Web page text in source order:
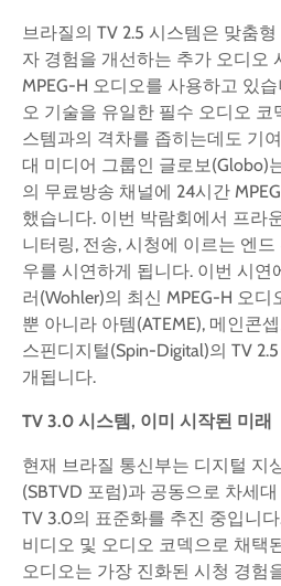
브라질의 TV 2.5 시스템은 맞춤
자 경험을 개선하는 추가 오디오
MPEG-H 오디오를 사용하고 있
오 기술을 유일한 필수 오디오 코
스템과의 격차를 좁히는데도 기
대 미디어 그룹인 글로보(Globo)
의 무료방송 채널에 24시간
했습니다. 이번 박람회에서 프라
니터링, 전송, 시청에 이르는 엔
우를 시연하게 됩니다. 이번 시연
러(Wohler)의 최신 MPEG-H 오
뿐 아니라 아템(ATEME), 메인콘
스핀디지털(Spin-Digital)의 TV
개됩니다.
TV 3.0 시스템, 이미 시작된 미래
현재 브라질 통신부는 디지털 지
(SBTVD 포럼)과 공동으로 차세
TV 3.0의 표준화를 추진 중입니
비디오 및 오디오 코덱으로 채택
오디오는 가장 진화된 시청 경험